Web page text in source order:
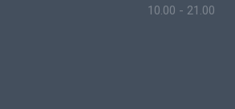
10.00 - 21.00